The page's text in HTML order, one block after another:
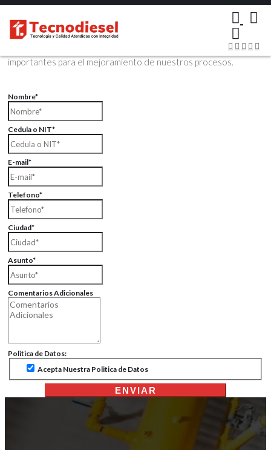
Contáctenos Vía Email
Envíenos sus datos con sus comentarios, sus opiniones son muy
importantes para el mejoramiento de nuestros procesos.
Nombre*
Cedula o NIT*
E-mail*
Telefono*
Ciudad*
Asunto*
Comentarios Adicionales
Politica de Datos:
Acepta Nuestra Politica de Datos
ENVIAR